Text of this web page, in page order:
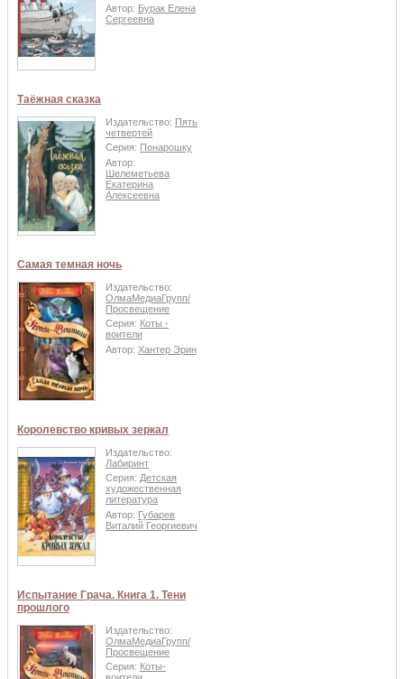
Автор: Бурак Елена
Сергеевна
Таёжная сказка
Издательство: Пять
четвертей
Серия: Понарошку
Автор:
Шелеметьева
Екатерина
Алексеевна
Самая темная ночь
Издательство:
ОлмаМедиаГрупп/
Просвещение
Серия: Коты -
воители
Автор: Хантер Эрин
Королевство кривых зеркал
Издательство:
Лабиринт
Серия: Детская
художественная
литература
Автор: Губарев
Виталий Георгиевич
Испытание Грача. Книга 1. Тени
прошлого
Издательство:
ОлмаМедиаГрупп/
Просвещение
Серия: Коты-